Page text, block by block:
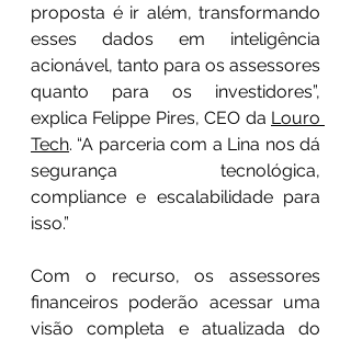
proposta é ir além, transformando
esses dados em inteligência
acionável, tanto para os assessores
quanto para os investidores”,
explica Felippe Pires, CEO da Louro
Tech. “A parceria com a Lina nos dá
segurança tecnológica,
compliance e escalabilidade para
isso.”
Com o recurso, os assessores
financeiros poderão acessar uma
visão completa e atualizada do